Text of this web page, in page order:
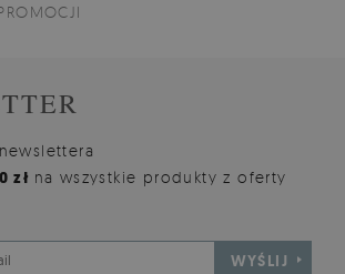
zł na wszystkie produkty z oferty
WYŚLIJ